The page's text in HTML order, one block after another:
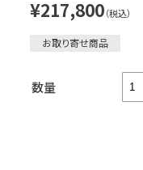
¥217,800（税込）
お取り寄せ商品
数量